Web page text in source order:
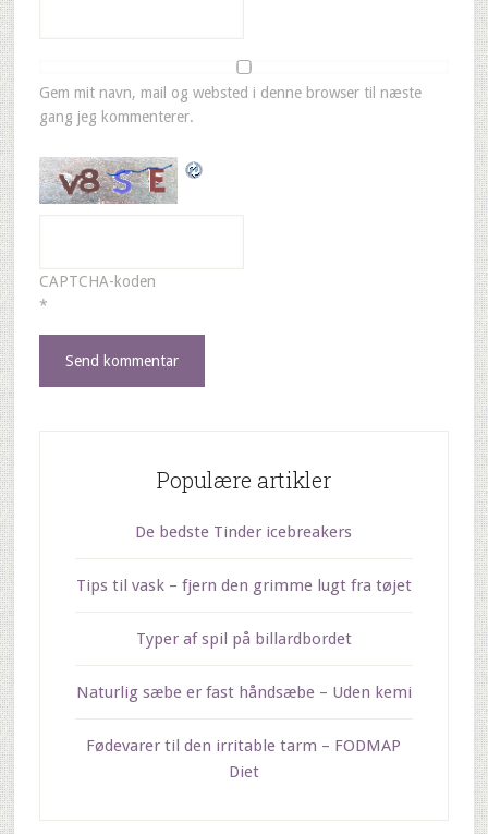
Gem mit navn, mail og websted i denne browser til næste
gang jeg kommenterer.
CAPTCHA-koden
*
Populære artikler
De bedste Tinder icebreakers
Tips til vask – fjern den grimme lugt fra tøjet
Typer af spil på billardbordet
Naturlig sæbe er fast håndsæbe – Uden kemi
Fødevarer til den irritable tarm – FODMAP
Diet